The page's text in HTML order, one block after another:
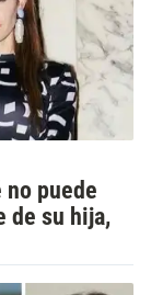
puede
de su hija,